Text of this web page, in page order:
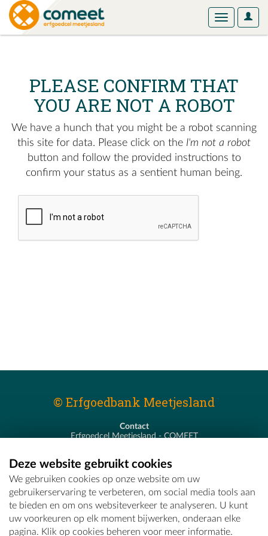
User
Toggle
PLEASE CONFIRM THAT
YOU ARE NOT A ROBOT
We have a hunch that you might be a robot scanning
this site for data. Please click on the I'm not a robot
button and follow the provided instructions to
confirm your status as a sentient human being.
© Erfgoedbank Meetjesland
Contact
Erfgoedcel Meetjesland - COMEET
T - 09 373 75 96
E -erfgoedcel@comeet.be
Deze website gebruikt cookies
We gebruiken cookies op onze website om uw
gebruikerservaring te verbeteren, om social media tools aan
te bieden en om ons websiteverkeer te analyseren. U kunt
uw voorkeuren op elk moment bijwerken, onderaan elke
pagina. Klik op cookies beheren voor meer informatie.